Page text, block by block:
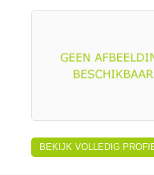
BEKIJK VOLLEDIG